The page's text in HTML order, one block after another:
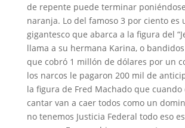
de repente puede terminar
naranja. Lo del famoso 3 por ciento es
gigantesco que abarca a la figura del
llama a su hermana Karina, o
que cobró 1 millón de dólares por un
los narcos le pagaron 200 mil de
la figura de Fred Machado que cuando
cantar van a caer todos como un
no tenemos Justicia Federal todo eso